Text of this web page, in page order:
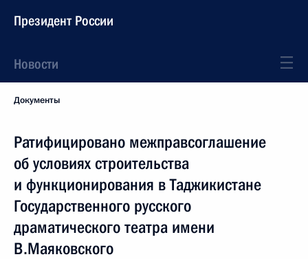
Президент России
Новости
Документы
Ратифицировано межправсоглашение
об условиях строительства
и функционирования в Таджикистане
Государственного русского
драматического театра имени
В.Маяковского